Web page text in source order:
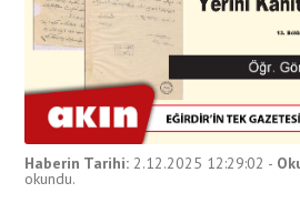
Haberin Tarihi: 2.12.2025 12:29:02 -
okundu.